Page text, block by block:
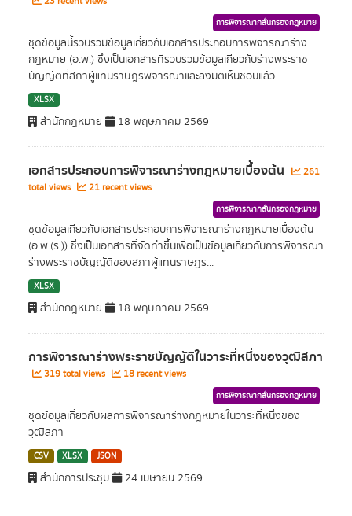
การพิจารณากลั่นกรองกฎหมาย
ชุดข้อมูลนี้รวบรวมข้อมูลเกี่ยวกับเอกสารประกอบการพิจารณาร่าง
กฎหมาย (อ.พ.) ซึ่งเป็นเอกสารที่รวบรวมข้อมูลเกี่ยวกับร่างพระราช
บัญญัติที่สภาผู้แทนราษฎรพิจารณาและลงมติเห็นชอบแล้ว...
XLSX
สำนักกฎหมาย 18 พฤษภาคม 2569
เอกสารประกอบการพิจารณาร่างกฎหมายเบื้องต้น
261
total views
21 recent views
การพิจารณากลั่นกรองกฎหมาย
ชุดข้อมูลเกี่ยวกับเอกสารประกอบการพิจารณาร่างกฎหมายเบื้องต้น
(อ.พ.(ร.)) ซึ่งเป็นเอกสารที่จัดทำขึ้นเพื่อเป็นข้อมูลเกี่ยวกับการพิจารณา
ร่างพระราชบัญญัติของสภาผู้แทนราษฎร...
XLSX
สำนักกฎหมาย 18 พฤษภาคม 2569
การพิจารณาร่างพระราชบัญญัติในวาระที่หนึ่งของวุฒิสภา
319 total views 18 recent views
การพิจารณากลั่นกรองกฎหมาย
ชุดข้อมูลเกี่ยวกับผลการพิจารณาร่างกฎหมายในวาระที่หนึ่งของ
วุฒิสภา
CSV XLSX JSON
สำนักการประชุม 24 เมษายน 2569